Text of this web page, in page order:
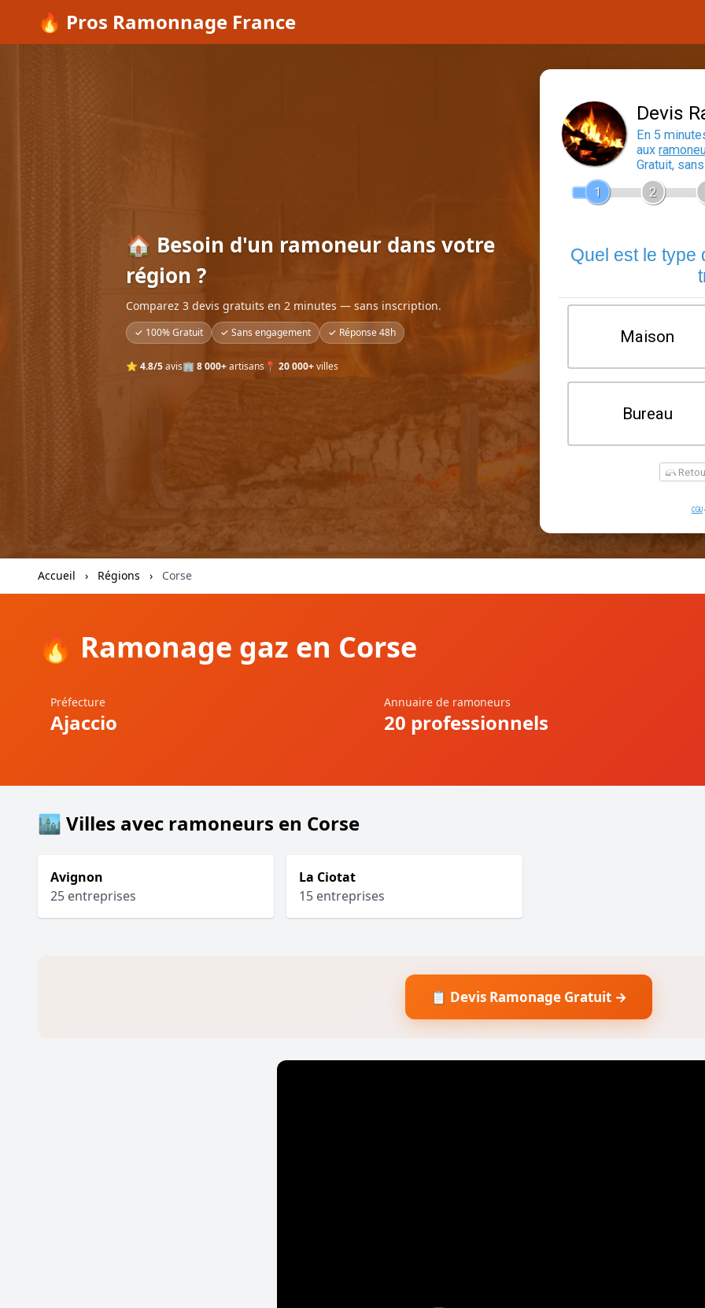
🔥 Pros Ramonnage France
🏠 Besoin d'un ramoneur dans votre
région ?
Comparez 3 devis gratuits en 2 minutes — sans inscription.
✓ 100% Gratuit ✓ Sans engagement ✓ Réponse 48h
⭐ 4.8/5avis🏢 8 000+artisans 📍 20 000+villes
Accueil › Régions › Corse
🔥 Ramonage gaz en Corse
Préfecture
Ajaccio
Annuaire de ramoneurs
20 professionnels
🏙️ Villes avec ramoneurs en Corse
Avignon
25 entreprises
La Ciotat
15 entreprises
📋 Devis Ramonage Gratuit →